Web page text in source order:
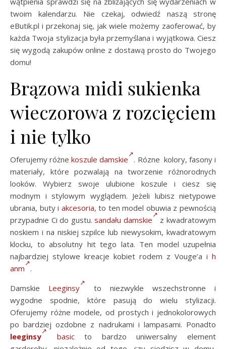
twoim kalendarzu. Nie czekaj, odwiedź naszą stronę
eButik.pl i przekonaj się, jak wiele możemy zaoferować, by
każda Twoja stylizacja była przemyślana i wyjątkowa. Ciesz
się wygodą zakupów online z dostawą prosto do Twojego
domu!
Brązowa midi sukienka
wieczorowa z rozcięciem
i nie tylko
Oferujemy różnekoszule damskie
. Rózne kolory, fasony i
materiały, które pozwalają na tworzenie różnorodnych
looków. Wybierz swoje ulubione koszule i ciesz się
modnym i stylowym wyglądem. Jeżeli lubisz nietypowe
ubrania, buty i akcesoria, to ten model obuwia z pewnością
przypadnie Ci do gustu.sandału damskie
z kwadratowym
noskiem i na niskiej szpilce lub niewysokim, kwadratowym
klocku, to absolutny hit tego lata. Ten model uzupełnia
najbardziej stylowe kreacje kobiet rodem z Vouge’a i h
anm .
Damskie Leeginsy
to niezwykle wszechstronne i
wygodne spodnie, które pasują do wielu stylizacji.
Oferujemy różne modele, od prostych i jednokolorowych
po bardziej ozdobne z nadrukami i lampasami. Ponadto
leeginsy
basicto bardzo uniwersalny element